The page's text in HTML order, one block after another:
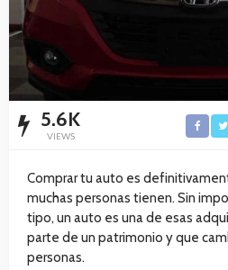
5.6K
VIEWS
Comprar tu auto es
muchas personas tienen. Sin
tipo, un auto es una de esas
parte de un patrimonio y que
personas.